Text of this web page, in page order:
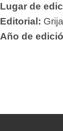
Lugar de
Editorial:
Año de